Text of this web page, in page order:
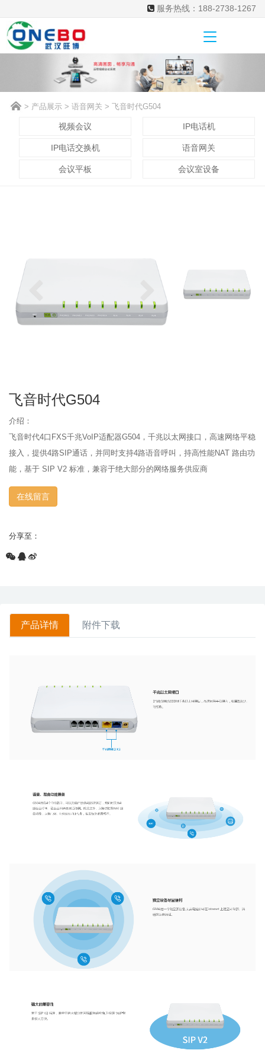
服务热线：188-2738-1267
> 产品展示 > 语音网关 > 飞音时代G504
视频会议 IP电话机
IP电话交换机 语音网关
会议平板 会议室设备
飞音时代G504
介绍：
飞音时代4口FXS千兆VoIP适配器G504，千兆以太网接口，高速网络平稳
接入，提供4路SIP通话，并同时支持4路语音呼叫，持高性能NAT 路由功
能，基于 SIP V2 标准，兼容于绝大部分的网络服务供应商
在线留言
分享至：
产品详情 附件下载